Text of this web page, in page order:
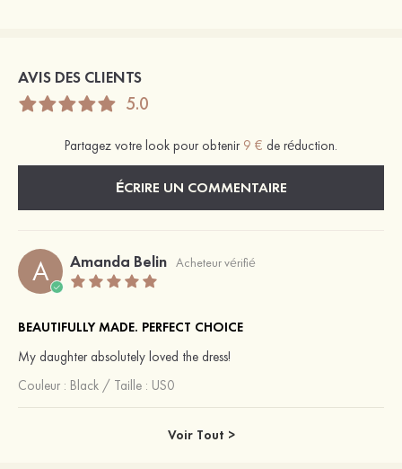
AVIS DES CLIENTS
5.0
Partagez votre look pour obtenir 9 € de réduction.
ÉCRIRE UN COMMENTAIRE
A Amanda Belin Acheteur vérifié
BEAUTIFULLY MADE. PERFECT CHOICE
My daughter absolutely loved the dress!
Couleur : Black / Taille : US0
Voir Tout >